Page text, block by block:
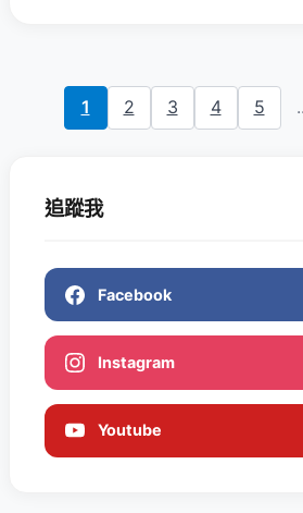
1 2 3 4 5
追蹤我
Facebook
Instagram
Youtube